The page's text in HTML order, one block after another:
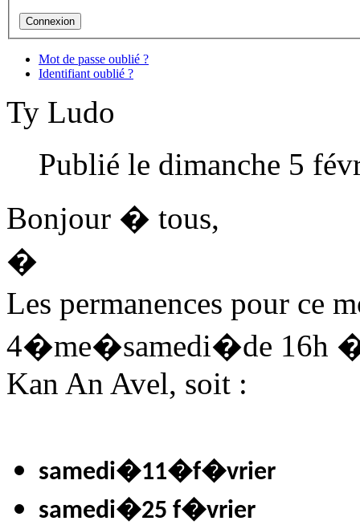
Mot de passe oublié ?
Identifiant oublié ?
Ty Ludo
Publié le dimanche 5
Bonjour � tous,
�
Les permanences pour ce
4�me�samedi�de 16h �
Kan An Avel, soit :
samedi�11�f�vrier
samedi�25 f�vrier